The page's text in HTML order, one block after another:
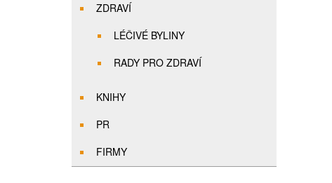
ZDRAVÍ
LÉČIVÉ BYLINY
RADY PRO ZDRAVÍ
KNIHY
PR
FIRMY